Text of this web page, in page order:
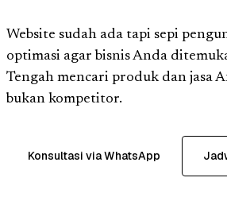
Website sudah ada tapi sepi
optimasi agar bisnis Anda
Tengah mencari produk dan jasa
bukan kompetitor.
Konsultasi via WhatsApp